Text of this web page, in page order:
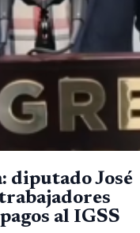
diputado José
al IGSS